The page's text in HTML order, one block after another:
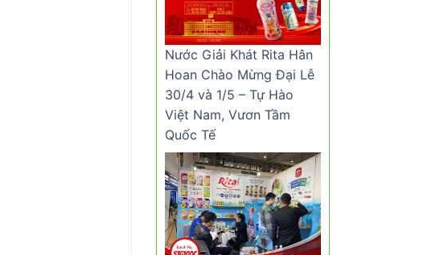
Nước Giải Khát Rita Hân
Hoan Chào Mừng Đại Lễ
30/4 và 1/5 – Tự Hào
Việt Nam, Vươn Tầm
Quốc Tế